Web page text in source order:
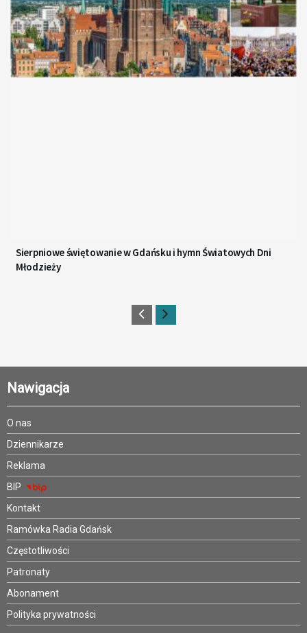
Sierpniowe świętowanie w Gdańsku i hymn Światowych Dni
Młodzieży
Nawigacja
O nas
Dziennikarze
Reklama
BIP
Kontakt
Ramówka Radia Gdańsk
Częstotliwości
Patronaty
Abonament
Polityka prywatności